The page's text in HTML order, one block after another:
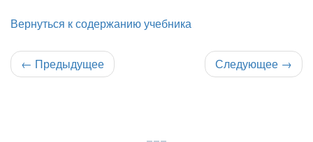
Вернуться к содержанию учебника
← Предыдущее Следующее →